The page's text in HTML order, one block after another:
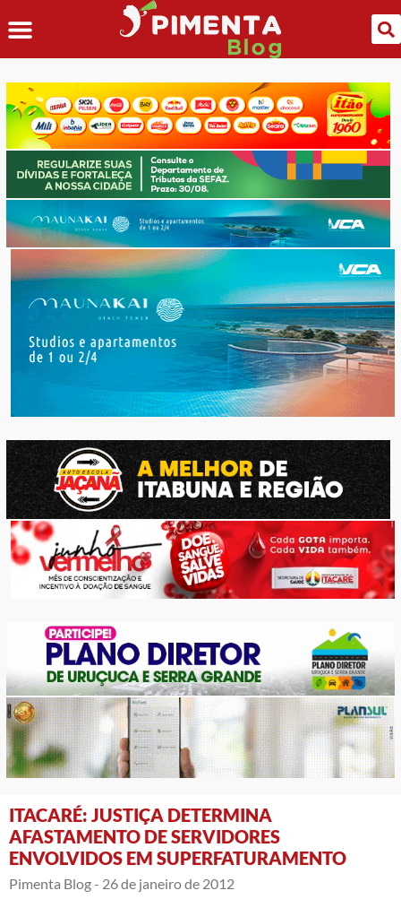
ITACARÉ: JUSTIÇA DETERMINA
AFASTAMENTO DE SERVIDORES
ENVOLVIDOS EM SUPERFATURAMENTO
Pimenta Blog - 26 de janeiro de 2012